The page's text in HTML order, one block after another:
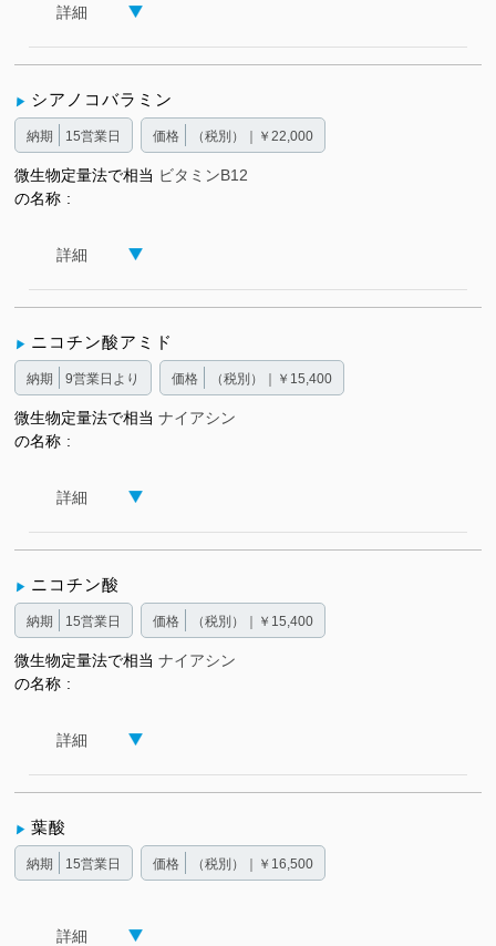
詳細
シアノコバラミン
納期 15営業日 価格 （税別）｜￥22,000
微生物定量法で相当
の名称
ビタミンB12
詳細
ニコチン酸アミド
納期 9営業日より 価格 （税別）｜￥15,400
微生物定量法で相当
の名称
ナイアシン
詳細
ニコチン酸
納期 15営業日 価格 （税別）｜￥15,400
微生物定量法で相当
の名称
ナイアシン
詳細
葉酸
納期 15営業日 価格 （税別）｜￥16,500
詳細